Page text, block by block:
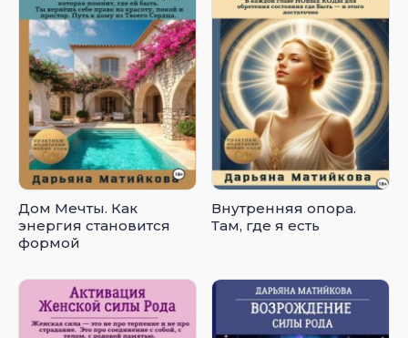
Дом Мечты. Как
энергия становится
формой
Внутренняя опора.
Там, где я есть